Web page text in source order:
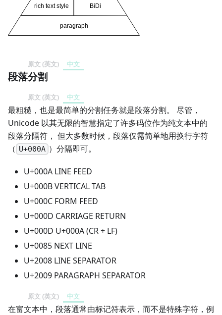
原文 (英文) 中文
段落分割
原文 (英文) 中文
最粗糙，也是最简单的分割任务就是段落分割。 尽管，
Unicode 以其无限的智慧指定了许多码位作为纯文本中的
段落分隔符， 但大多数时候，段落仅需简单地用换行字符
（ U+000A ）分隔即可。
U+000A LINE FEED
U+000B VERTICAL TAB
U+000C FORM FEED
U+000D CARRIAGE RETURN
U+000D U+000A (CR + LF)
U+0085 NEXT LINE
U+2008 LINE SEPARATOR
U+2009 PARAGRAPH SEPARATOR
原文 (英文) 中文
在富文本中，段落通常由标记符表示，而不是特殊字符，例